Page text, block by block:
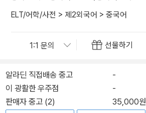
ELT/어학/사전 > 제2외국어 > 중국어
선물하기
알라딘 직접배송 중고
-
이 광활한 우주점
-
판매자 중고 (2)
35,000원